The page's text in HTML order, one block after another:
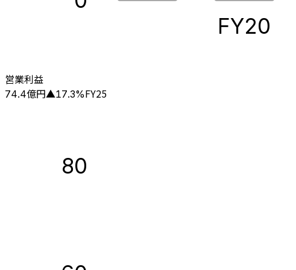
FY20
営業利益
74.4億円▲17.3%FY25
80